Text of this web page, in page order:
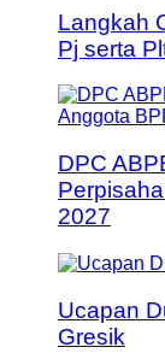
Langkah
Pj serta
DPC
2027
Ucapan
Gresik